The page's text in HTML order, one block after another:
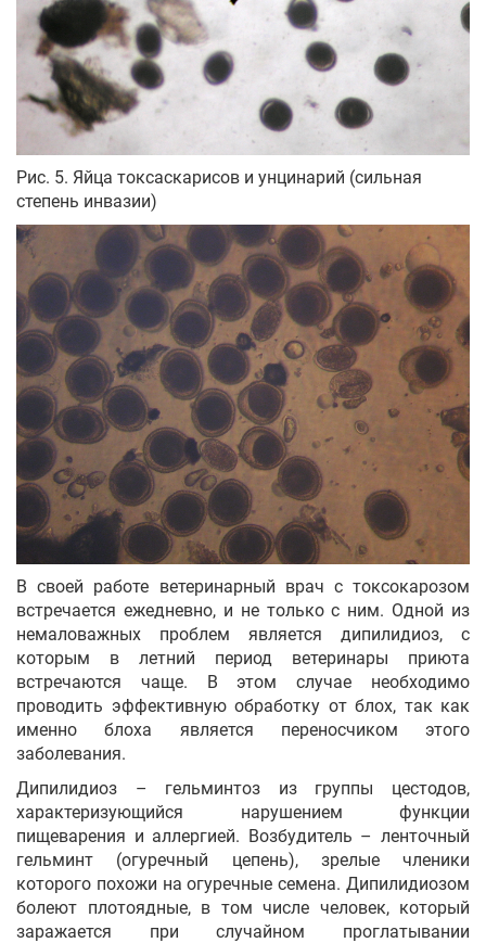
Рис. 5. Яйца токсаскарисов и унцинарий (сильная
степень инвазии)
В своей работе ветеринарный врач с токсокарозом
встречается ежедневно, и не только с ним. Одной из
немаловажных проблем является дипилидиоз, с
которым в летний период ветеринары приюта
встречаются чаще. В этом случае необходимо
проводить эффективную обработку от блох, так как
именно блоха является переносчиком этого
заболевания.
Дипилидиоз – гельминтоз из группы цестодов,
характеризующийся нарушением функции
пищеварения и аллергией. Возбудитель – ленточный
гельминт (огуречный цепень), зрелые членики
которого похожи на огуречные семена. Дипилидиозом
болеют плотоядные, в том числе человек, который
заражается при случайном проглатывании